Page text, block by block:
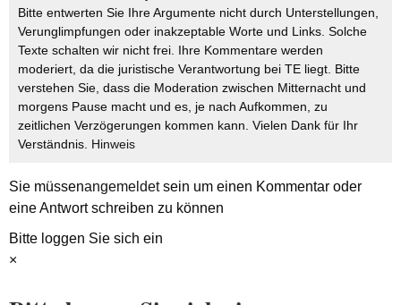
Bitte entwerten Sie Ihre Argumente nicht durch Unterstellungen,
Verunglimpfungen oder inakzeptable Worte und Links. Solche
Texte schalten wir nicht frei. Ihre Kommentare werden
moderiert, da die juristische Verantwortung bei TE liegt. Bitte
verstehen Sie, dass die Moderation zwischen Mitternacht und
morgens Pause macht und es, je nach Aufkommen, zu
zeitlichen Verzögerungen kommen kann. Vielen Dank für Ihr
Verständnis. Hinweis
Sie müssenangemeldetsein um einen Kommentar oder
eine Antwort schreiben zu können
Bitte loggen Sie sich ein
×